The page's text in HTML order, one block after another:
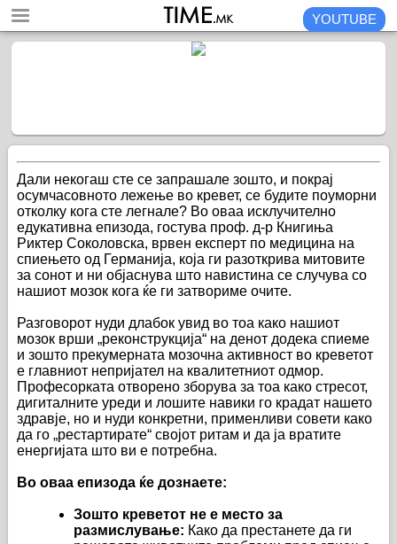
YOUTUBE
Дали некогаш сте се запрашале зошто, и покрај
осумчасовното лежење во кревет, се будите поуморни
отколку кога сте легнале? Во оваа исклучително
едукативна епизода, гостува проф. д-р Книгиња
Риктер Соколовска, врвен експерт по медицина на
спиењето од Германија, која ги разоткрива митовите
за сонот и ни објаснува што навистина се случува со
нашиот мозок кога ќе ги затвориме очите.
Разговорот нуди длабок увид во тоа како нашиот
мозок врши „реконструкција“ на денот додека спиеме
и зошто прекумерната мозочна активност во креветот
е главниот непријател на квалитетниот одмор.
Професорката отворено зборува за тоа како стресот,
дигиталните уреди и лошите навики го крадат нашето
здравје, но и нуди конкретни, применливи совети како
да го „рестартирате“ својот ритам и да ја вратите
енергијата што ви е потребна.
Во оваа епизода ќе дознаете:
Зошто креветот не е место за
размислување: Како да престанете да ги